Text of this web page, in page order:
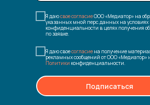
Я даюсвое согласиеООО «Медиатор» на
указанных мной перс.данных на условиях
конфиденциальности в целях получения
по заявке.
Я даю своесогласие на получение
рекламных сообщений от ООО «Медиатор»
Политики конфиденциальности.
Подписаться